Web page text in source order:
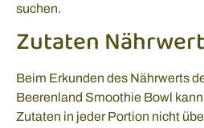
suchen.
Zutaten
Beim Erkunden des Nährwerts
Beerenland Smoothie Bowl
Zutaten in jeder Portion nicht